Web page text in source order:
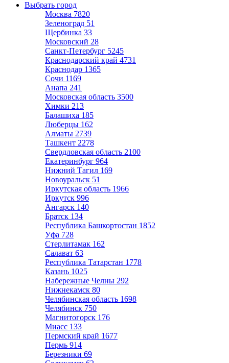
Выбрать город
Москва 7820
Зеленоград 51
Щербинка 33
Московский 28
Санкт-Петербург 5245
Краснодарский край 4731
Краснодар 1365
Сочи 1169
Анапа 241
Московская область 3500
Химки 213
Балашиха 185
Люберцы 162
Алматы 2739
Ташкент 2278
Свердловская область 2100
Екатеринбург 964
Нижний Тагил 169
Новоуральск 51
Иркутская область 1966
Иркутск 996
Ангарск 140
Братск 134
Республика Башкортостан 1852
Уфа 728
Стерлитамак 162
Салават 63
Республика Татарстан 1778
Казань 1025
Набережные Челны 292
Нижнекамск 80
Челябинская область 1698
Челябинск 750
Магнитогорск 176
Миасс 133
Пермский край 1677
Пермь 914
Березники 69